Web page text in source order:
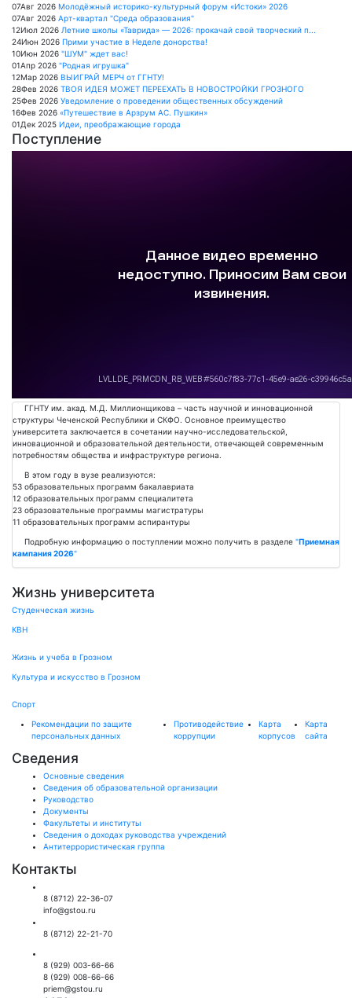
Подробнее
07Авг 2026 Молодёжный историко-культурный форум «Истоки» 2026
07Авг 2026 Арт-квартал "Среда образования"
12Июл 2026 Летние школы «Таврида» — 2026: прокачай свой творческий п...
24Июн 2026 Прими участие в Неделе донорства!
10Июн 2026 "ШУМ" ждет вас!
01Апр 2026 "Родная игрушка"
12Мар 2026 ВЫИГРАЙ МЕРЧ от ГГНТУ!
28Фев 2026 ТВОЯ ИДЕЯ МОЖЕТ ПЕРЕЕХАТЬ В НОВОСТРОЙКИ ГРОЗНОГО
25Фев 2026 Уведомление о проведении общественных обсуждений
16Фев 2026 «Путешествие в Арзрум АС. Пушкин»
01Дек 2025 Идеи, преображающие города
Поступление
ГГНТУ им. акад. М.Д. Миллионщикова – часть научной и инновационной
структуры Чеченской Республики и СКФО. Основное преимущество
университета заключается в сочетании научно-исследовательской,
инновационной и образовательной деятельности, отвечающей современным
потребностям общества и инфраструктуре региона.
В этом году в вузе реализуются:
53 образовательных программ бакалавриата
12 образовательных программ специалитета
23 образовательные программы магистратуры
11 образовательных программ аспирантуры
Подробную информацию о поступлении можно получить в разделе "Приемная
кампания 2026"
Жизнь университета
Студенческая жизнь
КВН
Жизнь и учеба в Грозном
Культура и искусство в Грозном
Спорт
Рекомендации по защите
персональных данных
Противодействие
коррупции
Карта
корпусов
Карта
сайта
Сведения
Основные сведения
Сведения об образовательной организации
Руководство
Документы
Факультеты и институты
Сведения о доходах руководства учреждений
Антитеррористическая группа
Контакты
8 (8712) 22-36-07
info@gstou.ru
8 (8712) 22-21-70
8 (929) 003-66-66
8 (929) 008-66-66
priem@gstou.ru